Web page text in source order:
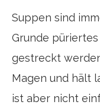
Suppen sind
Grunde
gestreckt
Magen und hält
ist aber nicht